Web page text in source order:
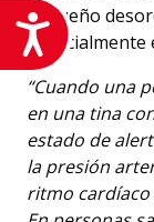
pequeño
especialmente
“Cuando una
en una tina
estado de
la presión
ritmo